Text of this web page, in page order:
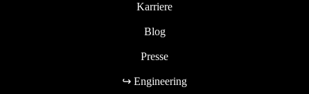
Karriere
Blog
Presse
↪ Engineering